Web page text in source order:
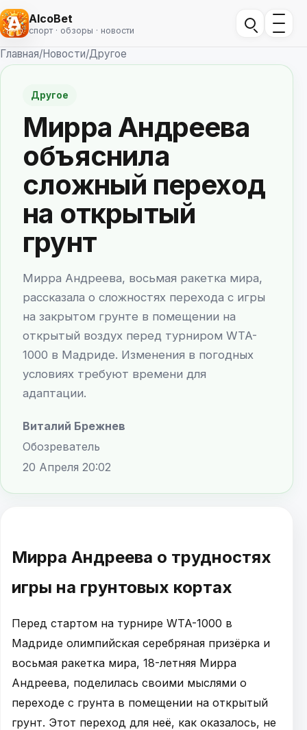
AlcoBet
спорт · обзоры · новости
Главная/Новости/Другое
Другое
Мирра Андреева
объяснила
сложный переход
на открытый
грунт
Мирра Андреева, восьмая ракетка мира,
рассказала о сложностях перехода с игры
на закрытом грунте в помещении на
открытый воздух перед турниром WTA-
1000 в Мадриде. Изменения в погодных
условиях требуют времени для
адаптации.
Виталий Брежнев
Обозреватель
20 Апреля 20:02
Мирра Андреева о трудностях
игры на грунтовых кортах
Перед стартом на турнире WTA-1000 в
Мадриде олимпийская серебряная призёрка и
восьмая ракетка мира, 18-летняя Мирра
Андреева, поделилась своими мыслями о
переходе с грунта в помещении на открытый
грунт. Этот переход для неё, как оказалось, не